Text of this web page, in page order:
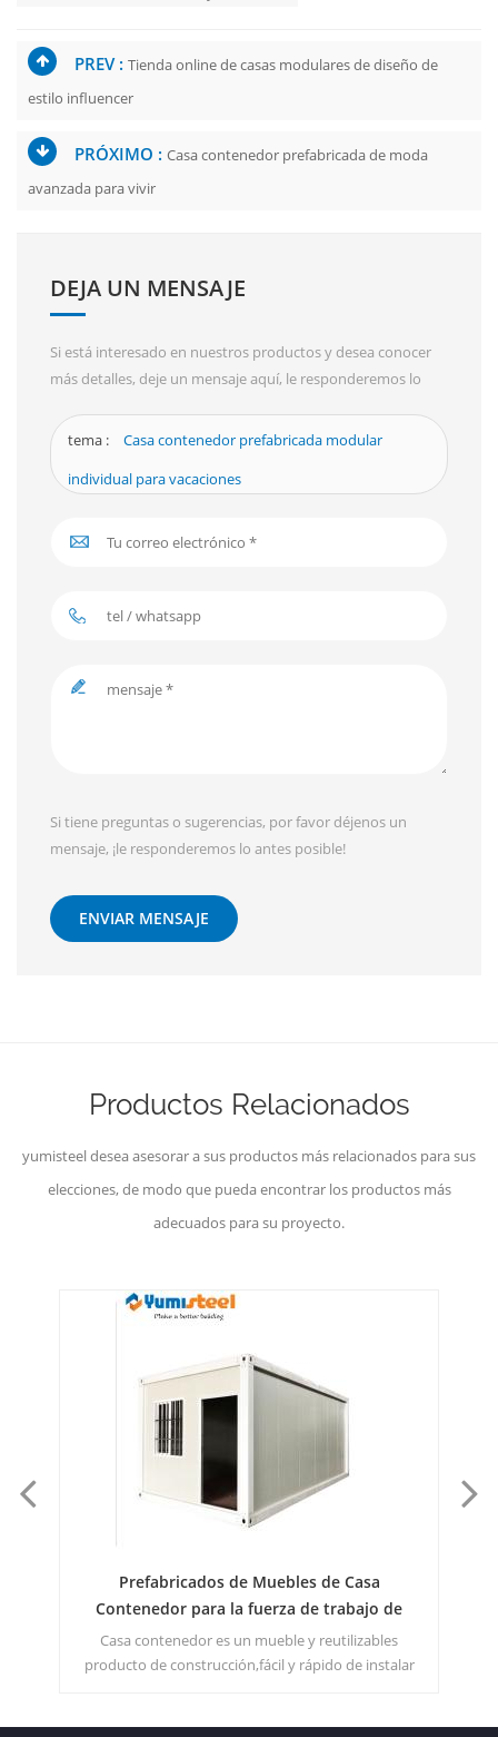
PREV : Tienda online de casas modulares de diseño de
estilo influencer
PRÓXIMO : Casa contenedor prefabricada de moda
avanzada para vivir
DEJA UN MENSAJE
Si está interesado en nuestros productos y desea conocer
más detalles, deje un mensaje aquí, le responderemos lo
tema :
Casa contenedor prefabricada modular
individual para vacaciones
Si tiene preguntas o sugerencias, por favor déjenos un
mensaje, ¡le responderemos lo antes posible!
ENVIAR MENSAJE
Productos Relacionados
yumisteel desea asesorar a sus productos más relacionados para sus
elecciones, de modo que pueda encontrar los productos más
adecuados para su proyecto.
Muebles de Casa
fuerza de trabajo de
mueble y reutilizables
y rápido de instalar
Contenedor de 10 pies lleno de
para almacenamiento /
esta casa contenedor de 10 pies es
caseta de entrada, unidad de caja,